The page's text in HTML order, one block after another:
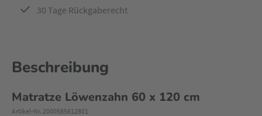
30 Tage Rückgaberecht
Beschreibung
Matratze Löwenzahn 60 x 120 cm
Artikel-Nr. 2000585612801